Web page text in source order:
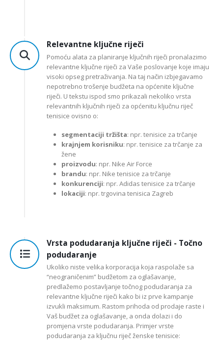
Relevantne ključne riječi
Pomoću alata za planiranje ključnih riječi pronalazimo
relevantne ključne riječi za Vaše poslovanje koje imaju
visoki opseg pretraživanja. Na taj način izbjegavamo
nepotrebno trošenje budžeta na općenite ključne
riječi. U tekstu ispod smo prikazali nekoliko vrsta
relevantnih ključnih riječi za općenitu ključnu riječ
tenisice ovisno o:
segmentaciji tržišta: npr. tenisice za trčanje
krajnjem korisniku: npr. tenisice za trčanje za
žene
proizvodu: npr. Nike Air Force
brandu: npr. Nike tenisice za trčanje
konkurenciji: npr. Adidas tenisice za trčanje
lokaciji: npr. trgovina tenisica Zagreb
Vrsta podudaranja ključne riječi - Točno
podudaranje
Ukoliko niste velika korporacija koja raspolaže sa
“neograničenim” budžetom za oglašavanje,
predlažemo postavljanje točnog podudaranja za
relevantne ključne riječi kako bi iz prve kampanje
izvukli maksimum. Rastom prihoda od prodaje raste i
Vaš budžet za oglašavanje, a onda dolazi i do
promjena vrste podudaranja. Primjer vrste
podudaranja za ključnu riječ ženske tenisice: